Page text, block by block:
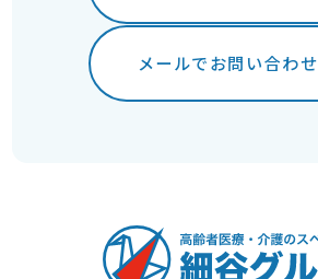
メールでお問い合わせ